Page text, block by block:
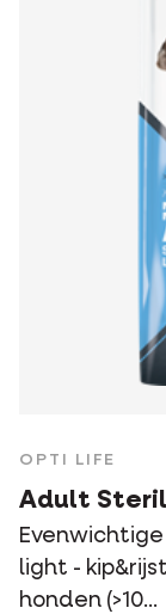
OPTI LIFE
Adult
light -
honden (>10...